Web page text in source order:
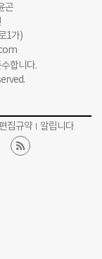
곤
1가)
합니다.
집규약 알립니다